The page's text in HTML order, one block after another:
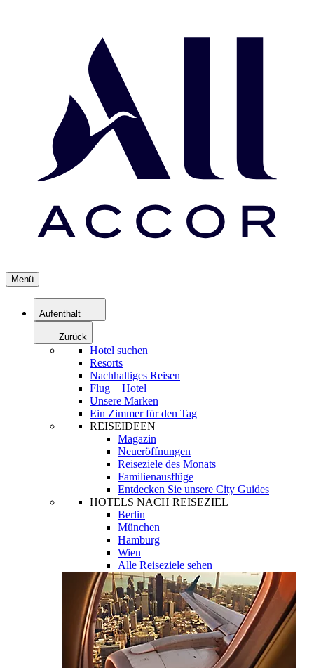
Menü
Aufenthalt
Zurück
Hotel suchen
Resorts
Nachhaltiges Reisen
Flug + Hotel
Unsere Marken
Ein Zimmer für den Tag
REISEIDEEN
Magazin
Neueröffnungen
Reiseziele des Monats
Familienausflüge
Entdecken Sie unsere City Guides
HOTELS NACH REISEZIEL
Berlin
München
Hamburg
Wien
Alle Reiseziele sehen